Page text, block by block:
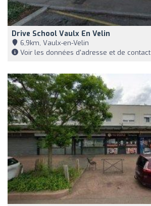
Drive School Vaulx En Velin
6,9km, Vaulx-en-Velin
Voir les données d'adresse et de contact